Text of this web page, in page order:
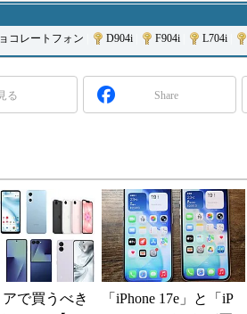
コレートフォン D904i F904i L704i
る Share
で買うべき
「iPhone 17e」と「iP